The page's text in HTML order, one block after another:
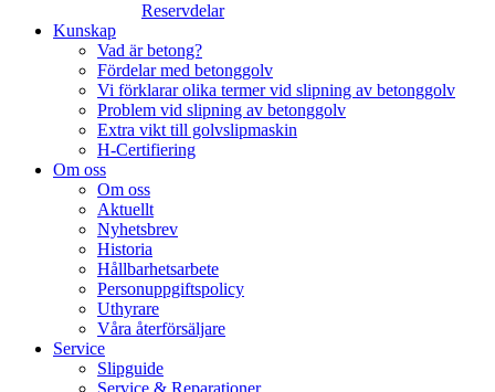
Reservdelar
Kunskap
Vad är betong?
Fördelar med betonggolv
Vi förklarar olika termer vid slipning av betonggolv
Problem vid slipning av betonggolv
Extra vikt till golvslipmaskin
H-Certifiering
Om oss
Om oss
Aktuellt
Nyhetsbrev
Historia
Hållbarhetsarbete
Personuppgiftspolicy
Uthyrare
Våra återförsäljare
Service
Slipguide